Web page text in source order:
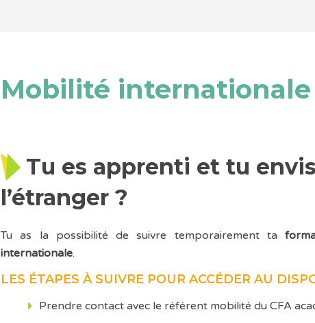
Mobilité internationale
Tu es apprenti et tu
l’étranger ?
Tu as la possibilité de suivre temporairement ta
internationale.
LES ÉTAPES À SUIVRE POUR ACCÉDER AU
Prendre contact avec le référent mobilité du CFA